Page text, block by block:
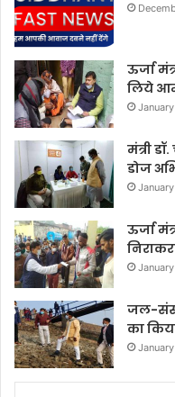
ऊर्जा
लिये
मंत्री
डोज
ऊर्जा
जल-
का